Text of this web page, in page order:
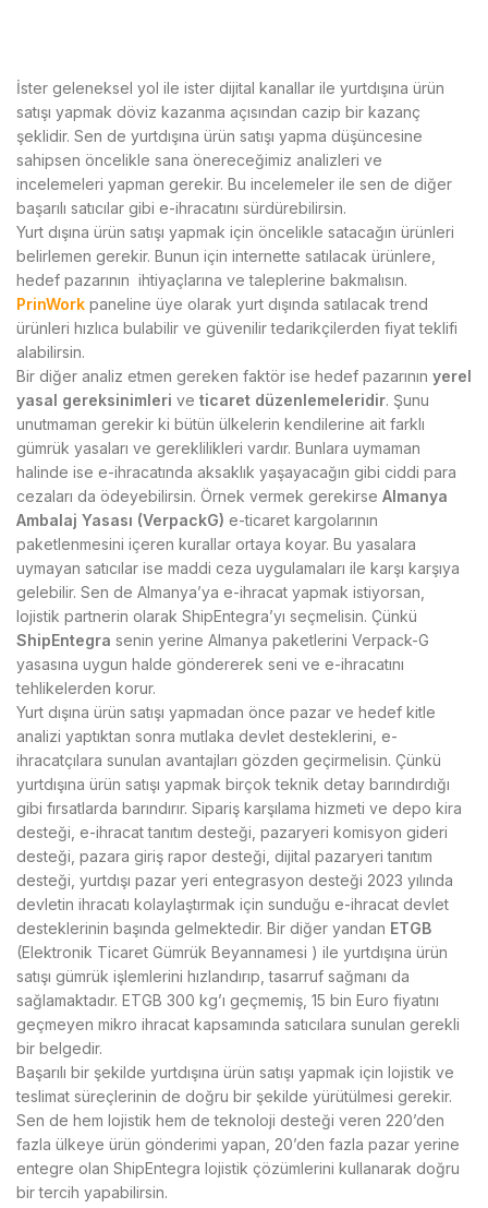
İster geleneksel yol ile ister dijital kanallar ile yurtdışına ürün
satışı yapmak döviz kazanma açısından cazip bir kazanç
şeklidir. Sen de yurtdışına ürün satışı yapma düşüncesine
sahipsen öncelikle sana önereceğimiz analizleri ve
incelemeleri yapman gerekir. Bu incelemeler ile sen de diğer
başarılı satıcılar gibi e-ihracatını sürdürebilirsin.
Yurt dışına ürün satışı yapmak için öncelikle satacağın ürünleri
belirlemen gerekir. Bunun için internette satılacak ürünlere,
hedef pazarının ihtiyaçlarına ve taleplerine bakmalısın.
PrinWork paneline üye olarak yurt dışında satılacak trend
ürünleri hızlıca bulabilir ve güvenilir tedarikçilerden fiyat teklifi
alabilirsin.
Bir diğer analiz etmen gereken faktör ise hedef pazarının yerel
yasal gereksinimleri ve ticaret düzenlemeleridir. Şunu
unutmaman gerekir ki bütün ülkelerin kendilerine ait farklı
gümrük yasaları ve gereklilikleri vardır. Bunlara uymaman
halinde ise e-ihracatında aksaklık yaşayacağın gibi ciddi para
cezaları da ödeyebilirsin. Örnek vermek gerekirse Almanya
Ambalaj Yasası (VerpackG) e-ticaret kargolarının
paketlenmesini içeren kurallar ortaya koyar. Bu yasalara
uymayan satıcılar ise maddi ceza uygulamaları ile karşı karşıya
gelebilir. Sen de Almanya’ya e-ihracat yapmak istiyorsan,
lojistik partnerin olarak ShipEntegra’yı seçmelisin. Çünkü
ShipEntegra senin yerine Almanya paketlerini Verpack-G
yasasına uygun halde göndererek seni ve e-ihracatını
tehlikelerden korur.
Yurt dışına ürün satışı yapmadan önce pazar ve hedef kitle
analizi yaptıktan sonra mutlaka devlet desteklerini, e-
ihracatçılara sunulan avantajları gözden geçirmelisin. Çünkü
yurtdışına ürün satışı yapmak birçok teknik detay barındırdığı
gibi fırsatlarda barındırır. Sipariş karşılama hizmeti ve depo kira
desteği, e-ihracat tanıtım desteği, pazaryeri komisyon gideri
desteği, pazara giriş rapor desteği, dijital pazaryeri tanıtım
desteği, yurtdışı pazar yeri entegrasyon desteği 2023 yılında
devletin ihracatı kolaylaştırmak için sunduğu e-ihracat devlet
desteklerinin başında gelmektedir. Bir diğer yandan ETGB
(Elektronik Ticaret Gümrük Beyannamesi ) ile yurtdışına ürün
satışı gümrük işlemlerini hızlandırıp, tasarruf sağmanı da
sağlamaktadır. ETGB 300 kg’ı geçmemiş, 15 bin Euro fiyatını
geçmeyen mikro ihracat kapsamında satıcılara sunulan gerekli
bir belgedir.
Başarılı bir şekilde yurtdışına ürün satışı yapmak için lojistik ve
teslimat süreçlerinin de doğru bir şekilde yürütülmesi gerekir.
Sen de hem lojistik hem de teknoloji desteği veren 220’den
fazla ülkeye ürün gönderimi yapan, 20’den fazla pazar yerine
entegre olan ShipEntegra lojistik çözümlerini kullanarak doğru
bir tercih yapabilirsin.